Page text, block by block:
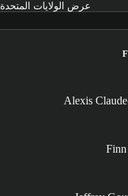
عرض الولايات المتحدة
Alexis
Finn